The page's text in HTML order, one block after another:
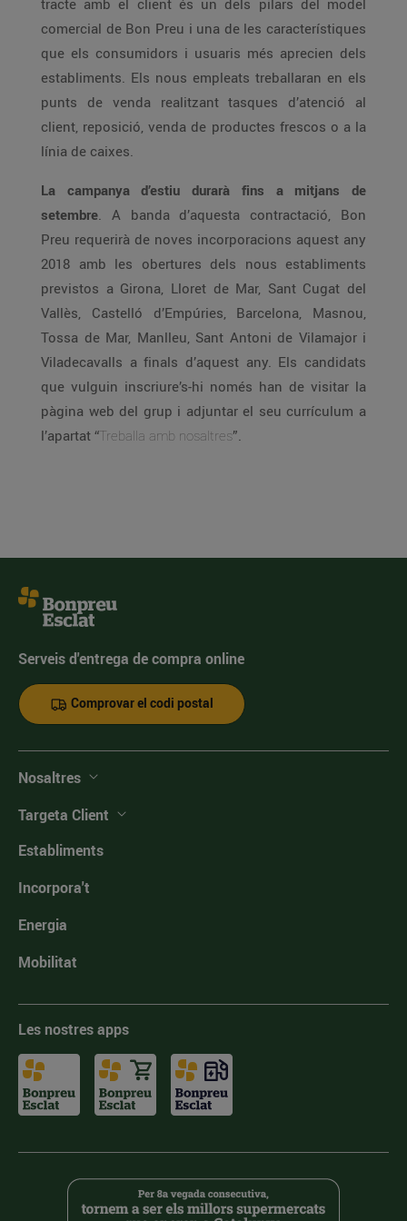
tracte amb el client és un dels pilars del model
comercial de Bon Preu i una de les característiques
que els consumidors i usuaris més aprecien dels
establiments. Els nous empleats treballaran en els
punts de venda realitzant tasques d’atenció al
client, reposició, venda de productes frescos o a la
línia de caixes.
La campanya d’estiu durarà fins a mitjans de
setembre. A banda d’aquesta contractació, Bon
Preu requerirà de noves incorporacions aquest any
2018 amb les obertures dels nous establiments
previstos a Girona, Lloret de Mar, Sant Cugat del
Vallès, Castelló d’Empúries, Barcelona, Masnou,
Tossa de Mar, Manlleu, Sant Antoni de Vilamajor i
Viladecavalls a finals d’aquest any. Els candidats
que vulguin inscriure’s-hi només han de visitar la
pàgina web del grup i adjuntar el seu currículum a
l’apartat “Treballa amb nosaltres”.
Serveis d'entrega de compra online
Comprovar el codi postal
Nosaltres
Targeta Client
Establiments
Incorpora't
Energia
Mobilitat
Les nostres apps